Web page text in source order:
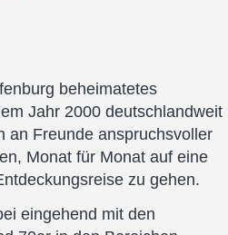
beheimatetes
Jahr 2000 deutschlandweit
an Freunde anspruchsvoller
Monat für Monat auf eine
zu gehen.
eingehend mit den